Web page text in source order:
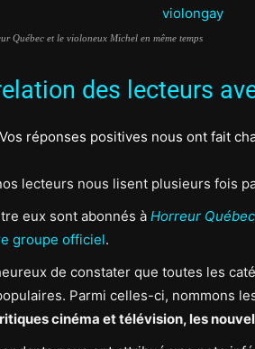
Québec et le violoneux Michel en même temps
des lecteurs
réponses positives nous ont fait
lecteurs nous lisent plusieurs fois
eux sont abonnés à Horreur Québec
groupe officiel.
de constater que toutes les
Parmi celles-ci, nommons
cinéma et télévision, les